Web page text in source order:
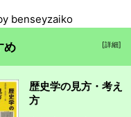
benseyzaiko
め [詳細]
歴史学の見方・考え
方